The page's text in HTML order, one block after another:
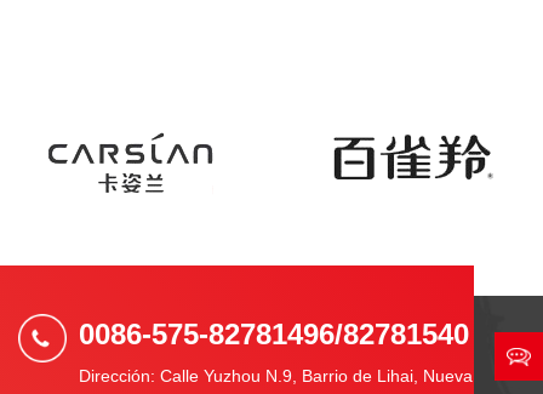
0086-575-82781496/82781540
Dirección: Calle Yuzhou N.9, Barrio de Lihai, Nueva